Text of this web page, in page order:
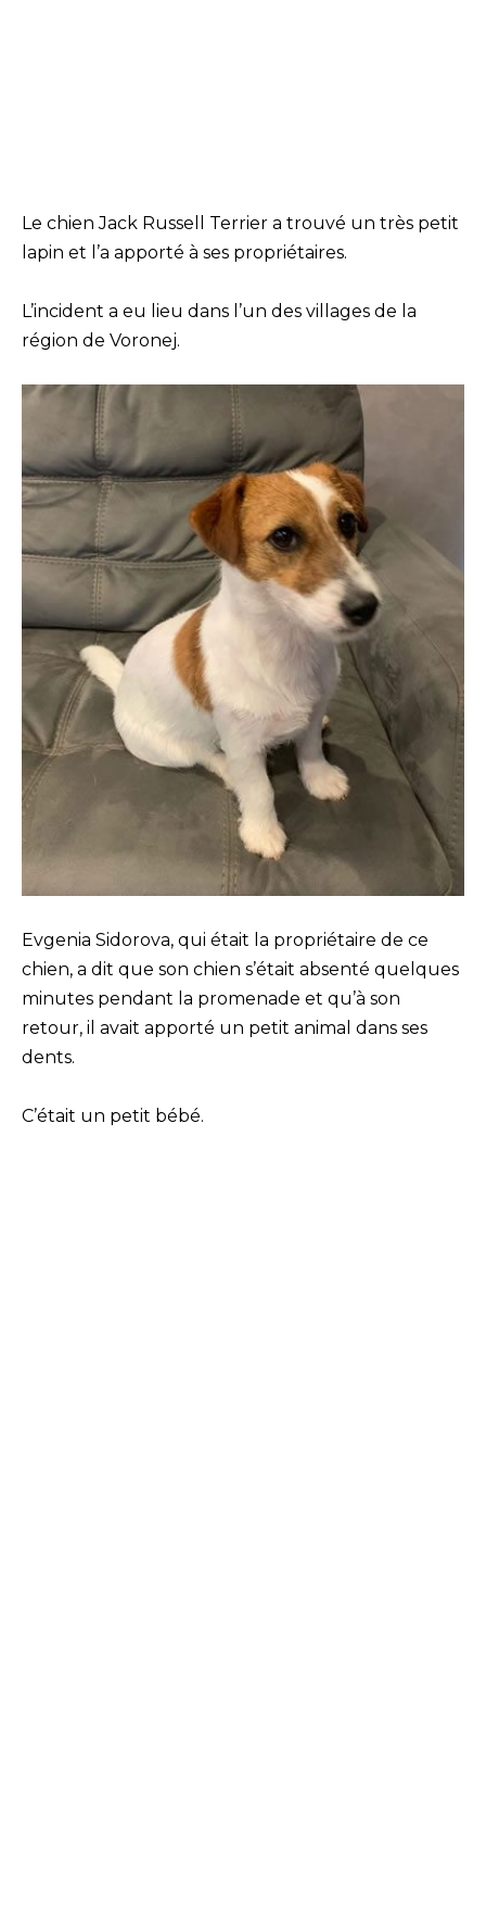
Le chien Jack Russell Terrier a trouvé un très petit
lapin et l’a apporté à ses propriétaires.
L’incident a eu lieu dans l’un des villages de la
région de Voronej.
Evgenia Sidorova, qui était la propriétaire de ce
chien, a dit que son chien s’était absenté quelques
minutes pendant la promenade et qu’à son
retour, il avait apporté un petit animal dans ses
dents.
C’était un petit bébé.